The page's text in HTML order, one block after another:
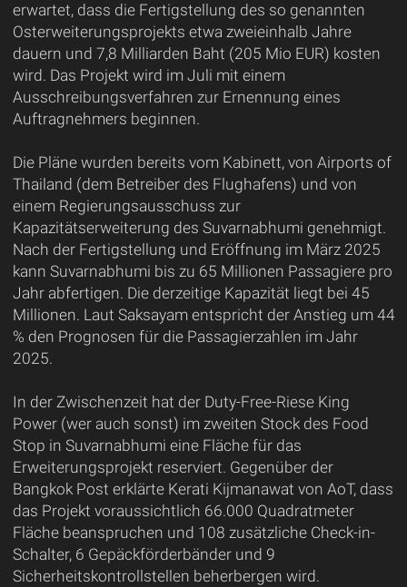
erwartet, dass die Fertigstellung des so genannten
Osterweiterungsprojekts etwa zweieinhalb Jahre
dauern und 7,8 Milliarden Baht (205 Mio EUR) kosten
wird. Das Projekt wird im Juli mit einem
Ausschreibungsverfahren zur Ernennung eines
Auftragnehmers beginnen.
Die Pläne wurden bereits vom Kabinett, von Airports of
Thailand (dem Betreiber des Flughafens) und von
einem Regierungsausschuss zur
Kapazitätserweiterung des Suvarnabhumi genehmigt.
Nach der Fertigstellung und Eröffnung im März 2025
kann Suvarnabhumi bis zu 65 Millionen Passagiere pro
Jahr abfertigen. Die derzeitige Kapazität liegt bei 45
Millionen. Laut Saksayam entspricht der Anstieg um 44
% den Prognosen für die Passagierzahlen im Jahr
2025.
In der Zwischenzeit hat der Duty-Free-Riese King
Power (wer auch sonst) im zweiten Stock des Food
Stop in Suvarnabhumi eine Fläche für das
Erweiterungsprojekt reserviert. Gegenüber der
Bangkok Post erklärte Kerati Kijmanawat von AoT, dass
das Projekt voraussichtlich 66.000 Quadratmeter
Fläche beanspruchen und 108 zusätzliche Check-in-
Schalter, 6 Gepäckförderbänder und 9
Sicherheitskontrollstellen beherbergen wird.